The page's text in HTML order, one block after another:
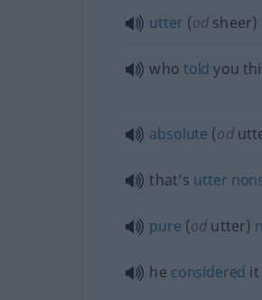
utter (od sheer)
who told you
absolute (od
that’s utter
pure (od utter)
he considered it